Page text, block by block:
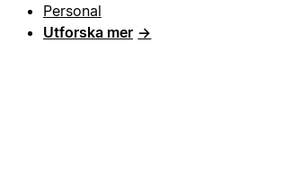
Personal
Utforska mer →